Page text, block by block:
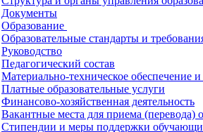
Документы
Образование
Образовательные стандарты и
Руководство
Педагогический состав
Материально-техническое обеспечение
Платные образовательные услуги
Финансово-хозяйственная деятельность
Вакантные места для приема (перевода)
Стипендии и меры поддержки